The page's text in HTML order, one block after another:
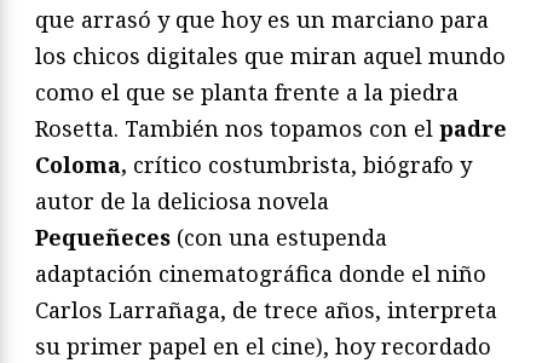
que arrasó y que hoy es un marciano para
los chicos digitales que miran aquel mundo
como el que se planta frente a la piedra
Rosetta. También nos topamos con el padre
Coloma, crítico costumbrista, biógrafo y
autor de la deliciosa novela
Pequeñeces (con una estupenda
adaptación cinematográfica donde el niño
Carlos Larrañaga, de trece años, interpreta
su primer papel en el cine), hoy recordado